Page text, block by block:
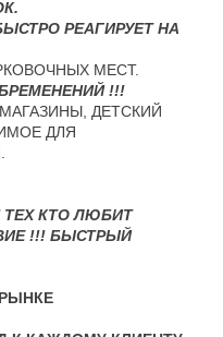
РЕАГИРУЕТ НА
МЕСТ.
!!!
ДЕТСКИЙ
ДЛЯ
ТЕХ КТО ЛЮБИТ
!!! БЫСТРЫЙ